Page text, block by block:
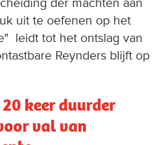
uit te oefenen op het
leidt tot het ontslag van
Reynders blijft op
keer duurder
val van